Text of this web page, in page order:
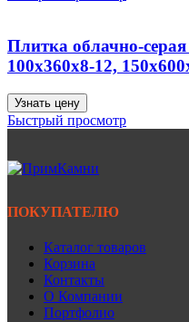
Плитка облачно-
100х360х8-12,
Узнать цену
Быстрый просмотр
ПОКУПАТЕЛЮ
Каталог товаров
Корзина
Контакты
О Компании
Портфолио